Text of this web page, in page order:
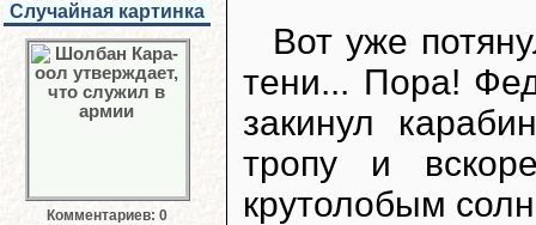
Случайная картинка
Комментариев: 0
Вот уже
тени... Пора!
закинул
тропу и
крутолобым